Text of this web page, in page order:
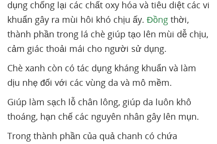
dụng chống lại các chất oxy hóa và tiêu diệt các vi
khuẩn gây ra mùi hôi khó chịu ấy. Đồng thời,
thành phần trong lá chè giúp tạo lên mùi dễ chịu,
cảm giác thoải mái cho người sử dụng.
Chè xanh còn có tác dụng kháng khuẩn và làm
dịu nhẹ đối với các vùng da và mô mềm.
Giúp làm sạch lỗ chân lông, giúp da luôn khô
thoáng, hạn chế các nguyên nhân gây lên mụn.
Trong thành phần của quả chanh có chứa